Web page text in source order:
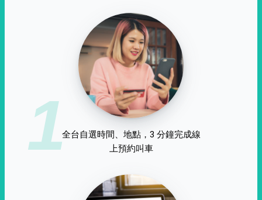
1全台自選時間、地點，3 分鐘完成線
上預約叫車